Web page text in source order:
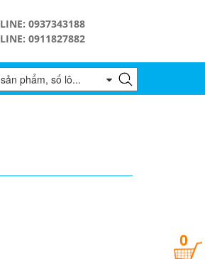
0937343188
0911827882
0